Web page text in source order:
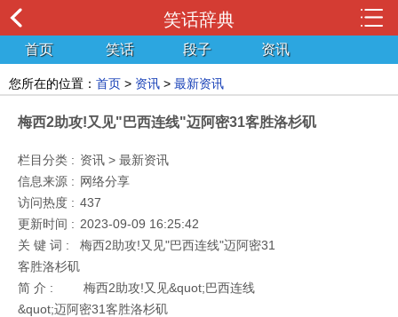
笑话辞典
首页 笑话 段子 资讯
您所在的位置： 首页 > 资讯 > 最新资讯
梅西2助攻!又见"巴西连线"迈阿密31客胜洛杉矶
栏目分类 : 资讯 > 最新资讯
信息来源 : 网络分享
访问热度 : 437
更新时间 : 2023-09-09 16:25:42
关 键 词 :
梅西2助攻!又见"巴西连线"迈阿密31
客胜洛杉矶
简 介 :
梅西2助攻!又见&quot;巴西连线
&quot;迈阿密31客胜洛杉矶